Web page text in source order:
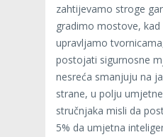
zahtijevamo stroge
gradimo mostove,
upravljamo
postojati sigurnosne
nesreća smanjuju na
strane, u polju
stručnjaka misli da
5% da umjetna